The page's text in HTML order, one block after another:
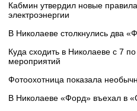
Кабмин утвердил новые
электроэнергии
В Николаеве столкнулись два
Куда сходить в Николаеве с 7 по
мероприятий
Фотоохотница показала
В Николаеве «Форд» въехал в